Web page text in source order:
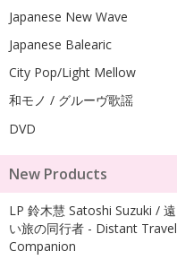
Japanese New Wave
Japanese Balearic
City Pop/Light Mellow
和モノ / グルーヴ歌謡
DVD
New Products
LP 鈴木慧 Satoshi Suzuki / 遠
い旅の同行者 - Distant Travel
Companion